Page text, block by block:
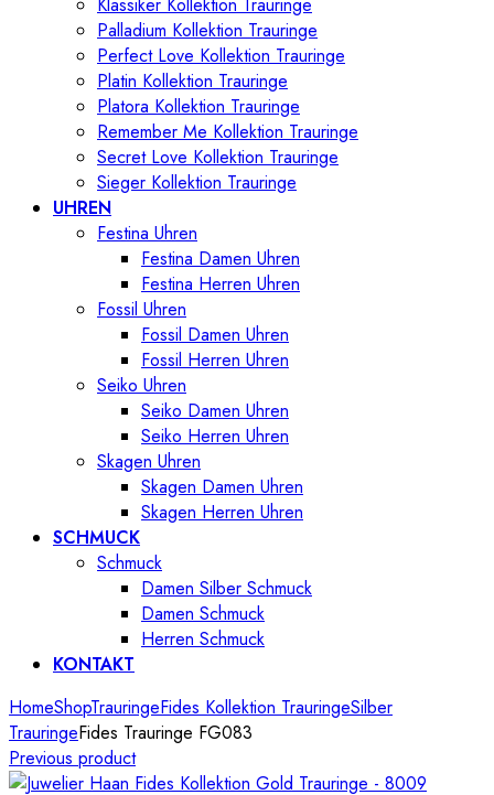
Palladium Kollektion Trauringe
Perfect Love Kollektion Trauringe
Platin Kollektion Trauringe
Platora Kollektion Trauringe
Remember Me Kollektion Trauringe
Secret Love Kollektion Trauringe
Sieger Kollektion Trauringe
UHREN
Festina Uhren
Festina Damen Uhren
Festina Herren Uhren
Fossil Uhren
Fossil Damen Uhren
Fossil Herren Uhren
Seiko Uhren
Seiko Damen Uhren
Seiko Herren Uhren
Skagen Uhren
Skagen Damen Uhren
Skagen Herren Uhren
SCHMUCK
Schmuck
Damen Silber Schmuck
Damen Schmuck
Herren Schmuck
KONTAKT
HomeShopTrauringeFides Kollektion TrauringeSilber
TrauringeFides Trauringe FG083
Previous product